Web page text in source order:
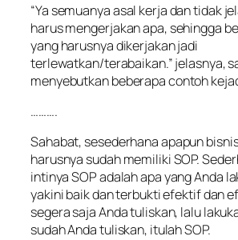
“Ya semuanya asal kerja dan tidak
harus mengerjakan apa, sehingga
yang harusnya dikerjakan jadi
terlewatkan/terabaikan.” jelasnya,
menyebutkan beberapa contoh
……….
Sahabat, sesederhana apapun
harusnya sudah memiliki SOP.
intinya SOP adalah apa yang Anda
yakini baik dan terbukti efektif dan
segera saja Anda tuliskan, lalu
sudah Anda tuliskan, itulah SOP.